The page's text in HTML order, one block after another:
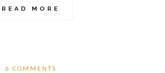
READ MORE
6 COMMENTS